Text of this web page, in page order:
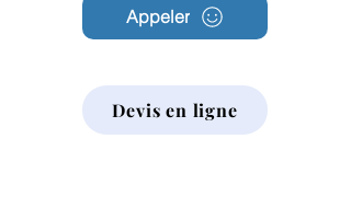
Appeler
Devis en ligne